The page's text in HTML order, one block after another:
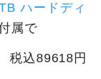
ハードディ
属で
税込89618円